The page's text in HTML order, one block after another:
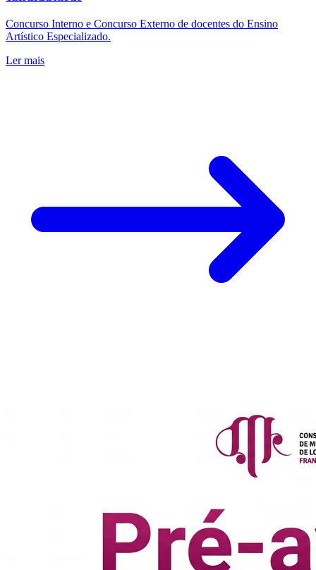
Concurso Interno e Concurso Externo de docentes do Ensino
Artístico Especializado.
Ler mais